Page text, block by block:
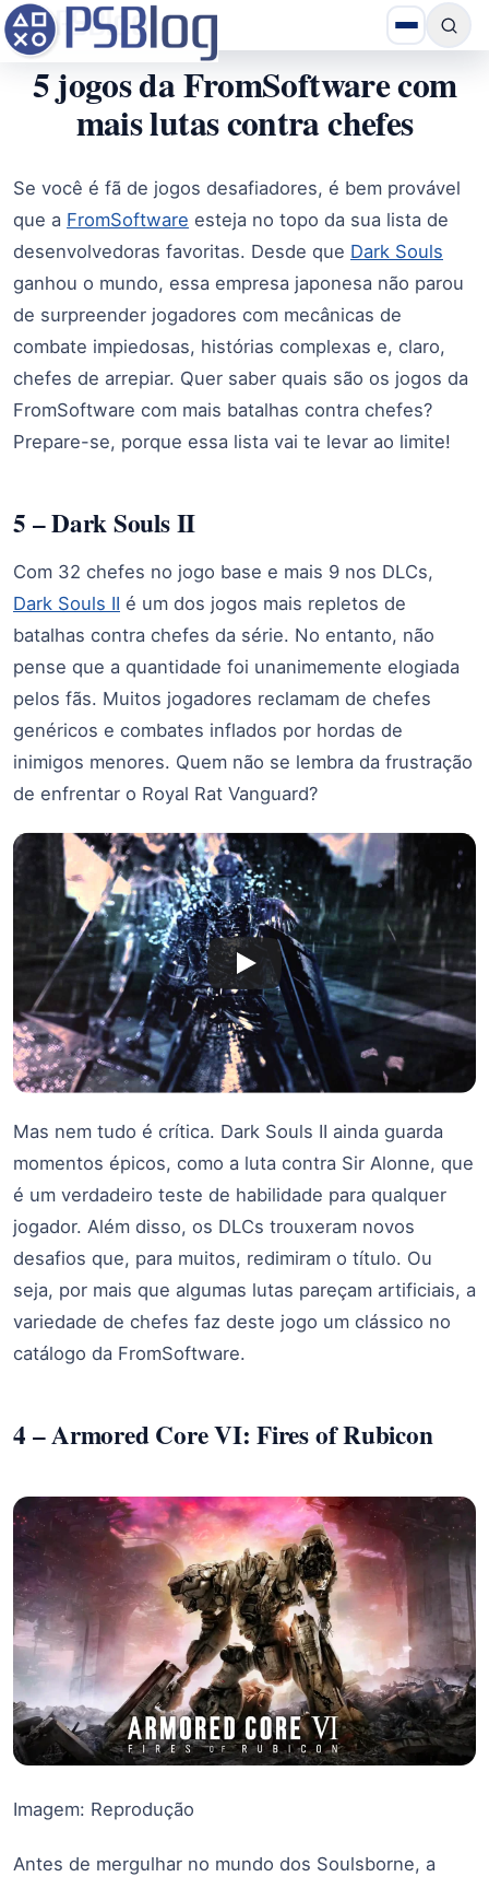
5 jogos da FromSoftware com
mais lutas contra chefes
Se você é fã de jogos desafiadores, é bem provável
que a FromSoftware esteja no topo da sua lista de
desenvolvedoras favoritas. Desde que Dark Souls
ganhou o mundo, essa empresa japonesa não parou
de surpreender jogadores com mecânicas de
combate impiedosas, histórias complexas e, claro,
chefes de arrepiar. Quer saber quais são os jogos da
FromSoftware com mais batalhas contra chefes?
Prepare-se, porque essa lista vai te levar ao limite!
5 – Dark Souls II
Com 32 chefes no jogo base e mais 9 nos DLCs,
Dark Souls II é um dos jogos mais repletos de
batalhas contra chefes da série. No entanto, não
pense que a quantidade foi unanimemente elogiada
pelos fãs. Muitos jogadores reclamam de chefes
genéricos e combates inflados por hordas de
inimigos menores. Quem não se lembra da frustração
de enfrentar o Royal Rat Vanguard?
Mas nem tudo é crítica. Dark Souls II ainda guarda
momentos épicos, como a luta contra Sir Alonne, que
é um verdadeiro teste de habilidade para qualquer
jogador. Além disso, os DLCs trouxeram novos
desafios que, para muitos, redimiram o título. Ou
seja, por mais que algumas lutas pareçam artificiais, a
variedade de chefes faz deste jogo um clássico no
catálogo da FromSoftware.
4 – Armored Core VI: Fires of Rubicon
Imagem: Reprodução
Antes de mergulhar no mundo dos Soulsborne, a